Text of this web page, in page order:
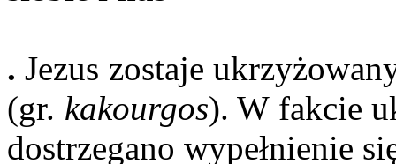
. Jezus zostaje
(gr. kakourgos). W fakcie
dostrzegano wypełnienie